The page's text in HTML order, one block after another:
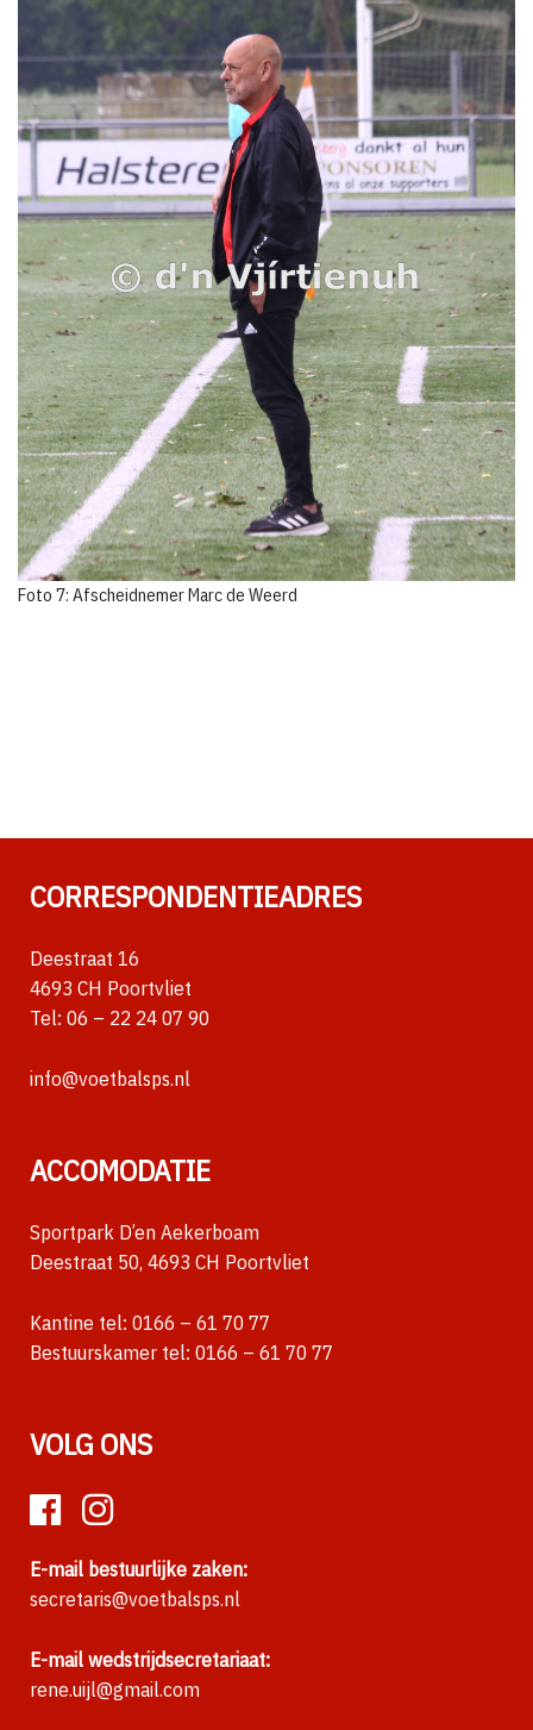
Foto 7: Afscheidnemer Marc de Weerd
CORRESPONDENTIEADRES
Deestraat 16
4693 CH Poortvliet
Tel: 06 – 22 24 07 90
info@voetbalsps.nl
ACCOMODATIE
Sportpark D’en Aekerboam
Deestraat 50, 4693 CH Poortvliet
Kantine tel: 0166 – 61 70 77
Bestuurskamer tel: 0166 – 61 70 77
VOLG ONS
E-mail bestuurlijke zaken:
secretaris@voetbalsps.nl
E-mail wedstrijdsecretariaat:
rene.uijl@gmail.com